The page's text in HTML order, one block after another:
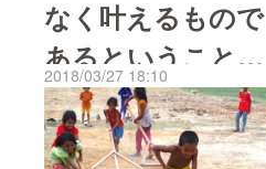
応援されるチームになろ
う。
「CAMBODIA NATIONAL
POLICE TEAM」とプリント
をすることになりました。
突然の変更で大変申し訳ご
ざいません。ご理解いただ
ありません。 今回、ソフト
テニス界で気になる人への
インタビューということ
で、取材をしていただきま
した！ ここでは、僕のカ
なく叶えるもので
あるということ｜
夢を諦めずにカン
ボジア全土へソフ
2018/03/27 18:10